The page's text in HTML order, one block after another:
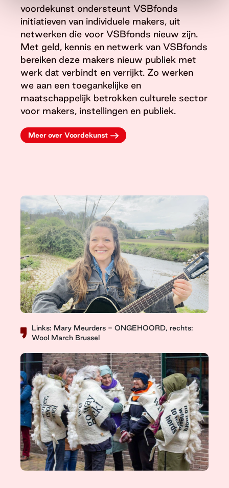
voordekunst ondersteunt VSBfonds
initiatieven van individuele makers, uit
netwerken die voor VSBfonds nieuw zijn.
Met geld, kennis en netwerk van VSBfonds
bereiken deze makers nieuw publiek met
werk dat verbindt en verrijkt. Zo werken
we aan een toegankelijke en
maatschappelijk betrokken culturele sector
voor makers, instellingen en publiek.
Meer over Voordekunst
Links: Mary Meurders - ONGEHOORD, rechts:
Wool March Brussel